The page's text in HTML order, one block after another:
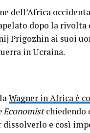
dell’Africa
dopo la
Prigozhin ai suoi
in Ucraina.
Wagner in Africa è
Economistchiedendo
dissolverlo e così